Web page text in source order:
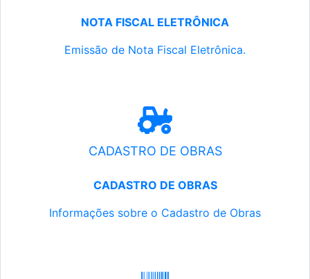
NOTA FISCAL ELETRÔNICA
Emissão de Nota Fiscal Eletrônica.
CADASTRO DE OBRAS
CADASTRO DE OBRAS
Informações sobre o Cadastro de Obras